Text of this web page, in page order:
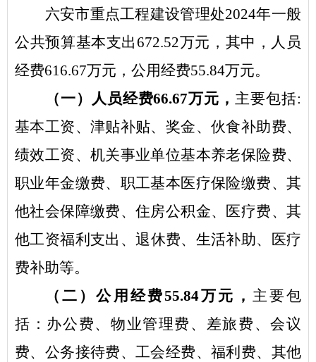
六安市重点工程建设管理处2024年一般
公共预算基本支出 672.52万元， 其中，人员
经费616.67万元，公用经费55.84万元。
（一）人员经费66.67万元， 主要包括:
基本工资、津贴补贴、奖金、伙食补助费、
绩效工资、机关事业单位基本养老保险费、
职业年金缴费、职工基本医疗保险缴费、其
他社会保障缴费、住房公积金、医疗费、其
他工资福利支出、退休费、 生活补助、医疗
费补助等。
（二）公用经费55.84万元， 主要包
括：办公费、物业管理费、差旅费、会议
费、公务接待费、工会经费、福利费、其他